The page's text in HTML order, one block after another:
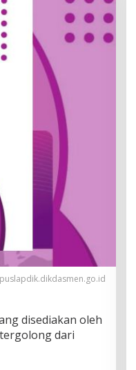
disediakan oleh
dari